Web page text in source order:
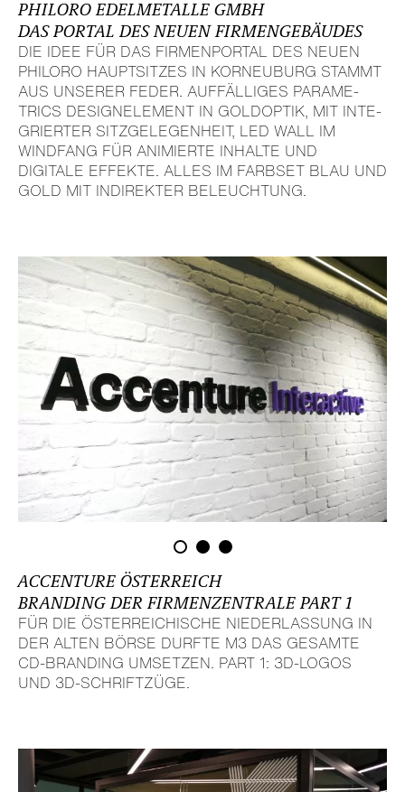
PHILORO EDEL­ME­TALLE GMBH
DAS PORTAL DES NEUEN FIRMEN­GE­BÄUDES
DIE IDEE FÜR DAS FIRMEN­PORTAL DES NEUEN
PHILORO HAUPT­SITZES IN KORNEU­BURG STAMMT
AUS UNSERER FEDER. AUFFÄL­LIGES PARA­ME­
TRICS DESI­GN­ELE­MENT IN GOLDOPTIK, MIT INTE­
GRIERTER SITZ­GE­LE­GEN­HEIT, LED WALL IM
WINDFANG FÜR ANIMIERTE INHALTE UND
DIGITALE EFFEKTE. ALLES IM FARBSET BLAU UND
GOLD MIT INDI­REKTER BELEUCH­TUNG.
ACCENTURE ÖSTER­REICH
BRANDING DER FIRMEN­ZEN­TRALE PART 1
FÜR DIE ÖSTER­REI­CHI­SCHE NIEDER­LAS­SUNG IN
DER ALTEN BÖRSE DURFTE M3 DAS GESAMTE
CD-BRANDING UMSETZEN. PART 1: 3D-LOGOS
UND 3D-SCHRIFT­ZÜGE.